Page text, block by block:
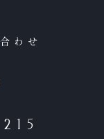
わせ